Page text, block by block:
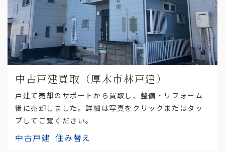
中古戸建買取（厚木市林戸建）
戸建て売却のサポートから買取し、整備・リフォーム
後に売却しました。詳細は写真をクリックまたはタッ
プしてご覧ください。
中古戸建 住み替え